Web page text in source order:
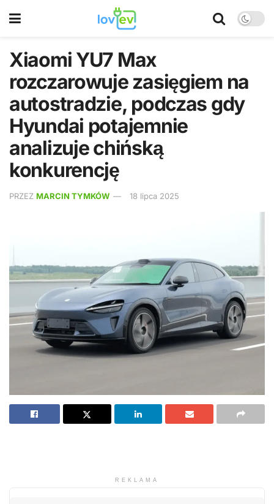
Xiaomi YU7 Max
rozczarowuje zasięgiem na
autostradzie, podczas gdy
Hyundai potajemnie
analizuje chińską
konkurencję
PRZEZ MARCIN TYMKÓW 18 lipca 2025
REKLAMA